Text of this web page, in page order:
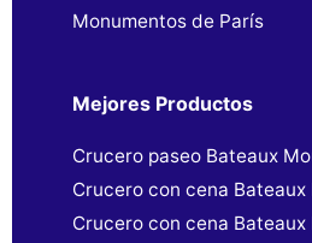
Monumentos de París
Mejores Productos
Crucero paseo Bateaux
Crucero con cena Bateaux
Crucero con cena Bateaux